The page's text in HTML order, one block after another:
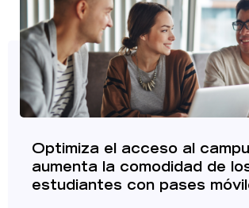
Optimiza el acceso al
aumenta la comodidad de
estudiantes con pases